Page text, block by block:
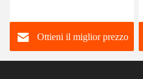
riempimento di bevande
analcoliche
Ottieni il miglior prezzo